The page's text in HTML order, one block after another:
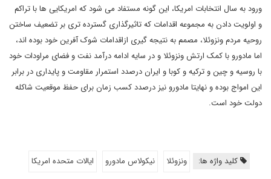
ورود به سال انتخابات امریکا، این گونه مستفاد می شود که امریکایی ها با تراکم
و اولویت دادن به مجموعه اقدامات که تاثیرگذاری گسترده تری بر تضعیف ساختن
روحیه مردم ونزوئلا، مصمم به نتیجه گیری ازاقدامات شوک آفرین خود بوده اند،
اما مادورو با کمک ارتش ونزوئلا و در سایه ادامه درآمد نفت و فضای مراودات خود
با روسیه و چین و ترکیه و کوبا و ایران درصدد استمرار مقاومت و پایداری در برابر
این امواج بوده و نهایتا مادورو نیز درصدد کسب زمان برای حفظ موقعیت شاکله
دولت خود است.
کلید واژه ها: ونزوئلا نیکولاس مادورو ایالات متحده امریکا